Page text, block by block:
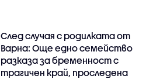
След случая с родилката от
Варна: Още едно семейство
разказа за бременност с
трагичен край, проследена